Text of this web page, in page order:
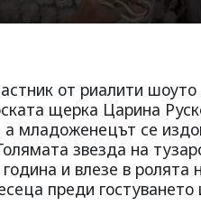
от риалити
щерка Царина
а младоженецът се
звезда на
и влезе в
преди